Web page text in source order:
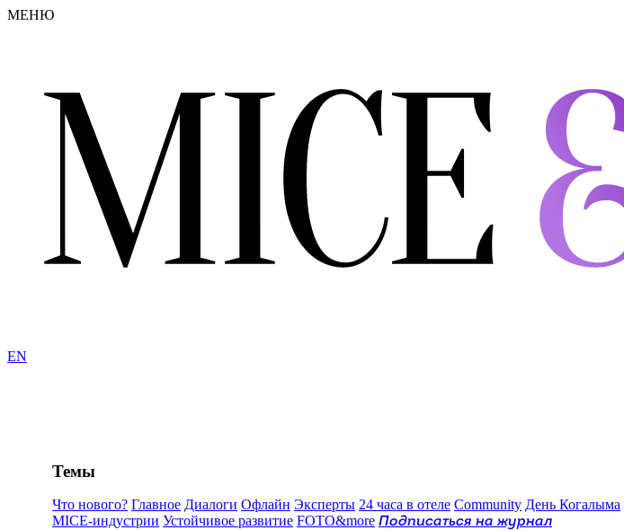
МЕНЮ
EN
Темы
Что нового? Главное Диалоги Офлайн Эксперты 24 часа в отеле Community День Когалыма
MICE-индустрии Устойчивое развитие FOTO&more Подписаться на журнал